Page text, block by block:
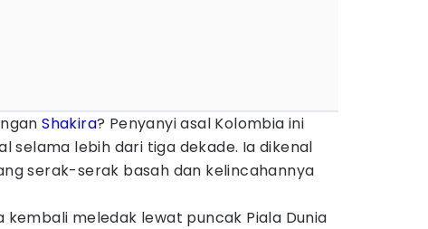
Shakira? Penyanyi asal Kolombia ini
selama lebih dari tiga dekade. Ia dikenal
serak-serak basah dan kelincahannya
kembali meledak lewat puncak Piala Dunia